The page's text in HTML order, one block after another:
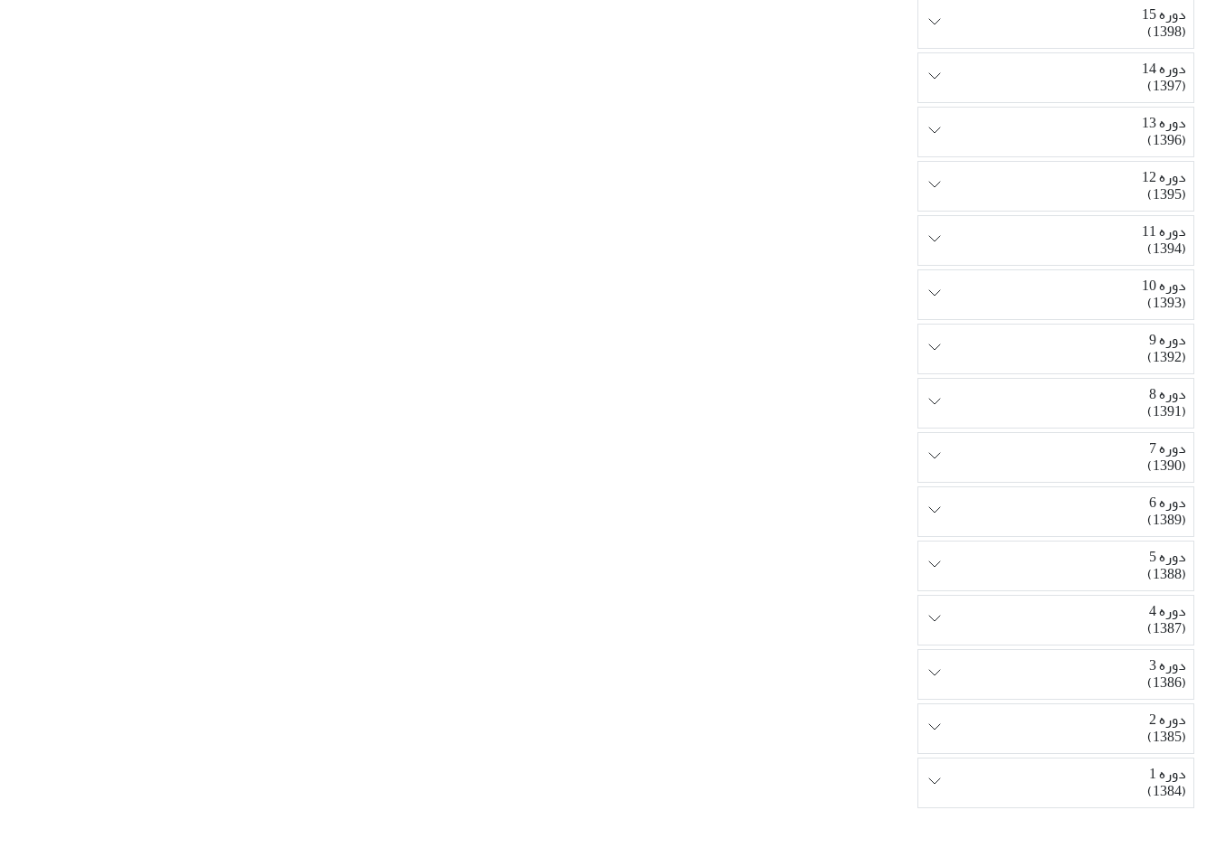
دوره 15
(1398)
دوره 14
(1397)
دوره 13
(1396)
دوره 12
(1395)
دوره 11
(1394)
دوره 10
(1393)
دوره 9
(1392)
دوره 8
(1391)
دوره 7
(1390)
دوره 6
(1389)
دوره 5
(1388)
دوره 4
(1387)
دوره 3
(1386)
دوره 2
(1385)
دوره 1
(1384)